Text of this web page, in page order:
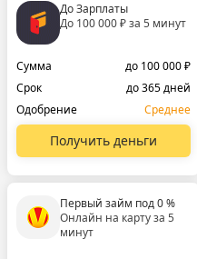
До Зарплаты
До 100 000 ₽ за 5 минут
Сумма
до 100 000 ₽
Срок
до 365 дней
Одобрение
Среднее
Получить деньги
Первый займ под 0 %
Онлайн на карту за 5
минут